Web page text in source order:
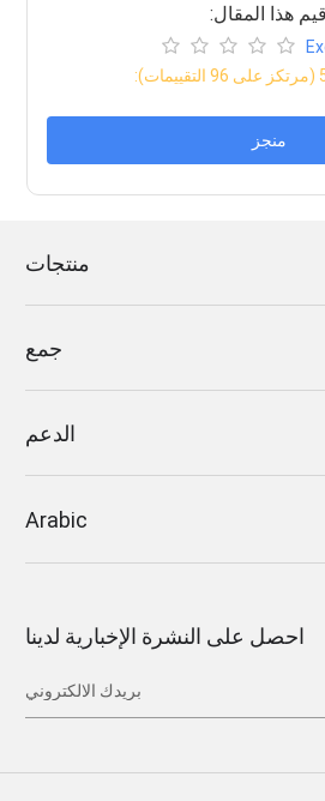
:قيم هذا المقال
96 التقييمات)
منجز
منتجات
جمع
الدعم
Arabic
احصل على النشرة الإخبارية لدينا